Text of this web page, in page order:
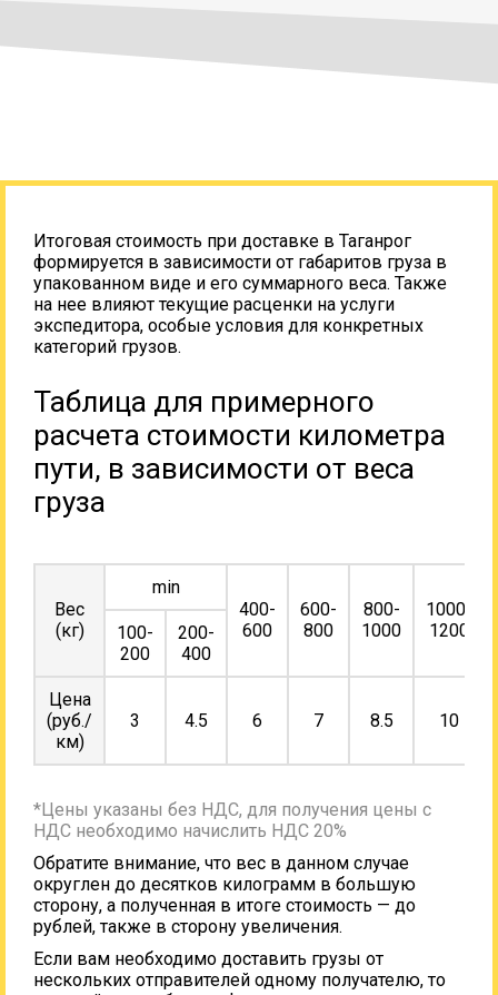
Итоговая стоимость при доставке в Таганрог
формируется в зависимости от габаритов груза в
упакованном виде и его суммарного веса. Также
на нее влияют текущие расценки на услуги
экспедитора, особые условия для конкретных
категорий грузов.
Таблица для примерного
расчета стоимости километра
пути, в зависимости от веса
груза
Вес
(кг)
min
400-
600
600-
800
800-
1000
1000-
1200
100-
200
200-
400
Цена
(руб./
км)
3 4.5 6 7 8.5 10
*Цены указаны без НДС, для получения цены с
НДС необходимо начислить НДС 20%
Обратите внимание, что вес в данном случае
округлен до десятков килограмм в большую
сторону, а полученная в итоге стоимость — до
рублей, также в сторону увеличения.
Если вам необходимо доставить грузы от
нескольких отправителей одному получателю, то